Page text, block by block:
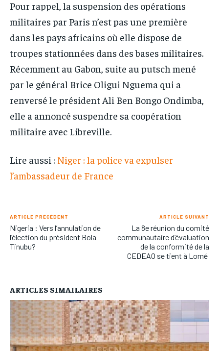
Pour rappel, la suspension des opérations
militaires par Paris n’est pas une première
dans les pays africains où elle dispose de
troupes stationnées dans des bases militaires.
Récemment au Gabon, suite au putsch mené
par le général Brice Oligui Nguema qui a
renversé le président Ali Ben Bongo Ondimba,
elle a annoncé suspendre sa coopération
militaire avec Libreville.
Lire aussi : Niger : la police va expulser
l’ambassadeur de France
ARTICLE PRÉCÉDENT
Nigeria : Vers l’annulation de
l’élection du président Bola
Tinubu?
ARTICLE SUIVANT
La 8e réunion du comité
communautaire d’évaluation
de la conformité de la
CEDEAO se tient à Lomé
ARTICLES SIMAILAIRES